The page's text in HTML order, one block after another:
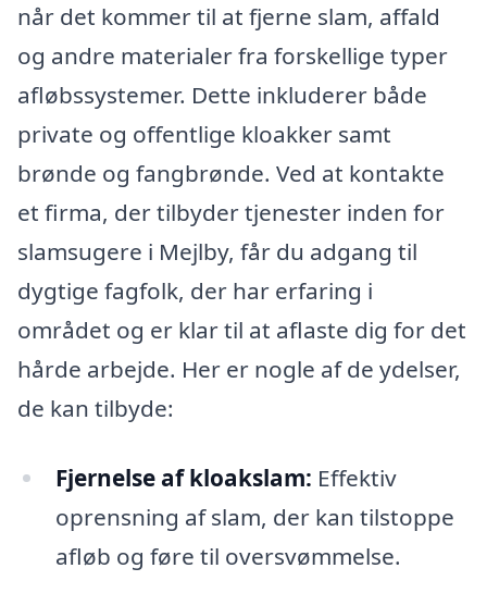
når det kommer til at fjerne slam, affald
og andre materialer fra forskellige typer
afløbssystemer. Dette inkluderer både
private og offentlige kloakker samt
brønde og fangbrønde. Ved at kontakte
et firma, der tilbyder tjenester inden for
slamsugere i Mejlby, får du adgang til
dygtige fagfolk, der har erfaring i
området og er klar til at aflaste dig for det
hårde arbejde. Her er nogle af de ydelser,
de kan tilbyde:
Fjernelse af kloakslam: Effektiv
oprensning af slam, der kan tilstoppe
afløb og føre til oversvømmelse.